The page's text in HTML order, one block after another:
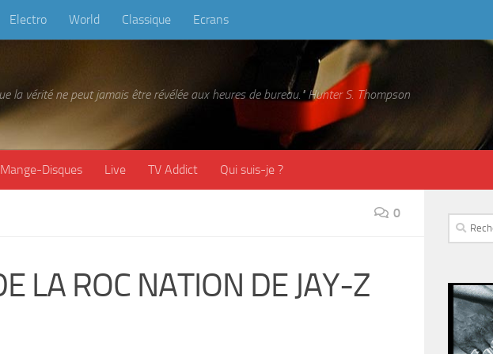
Electro World Classique Ecrans
la vérité ne peut jamais être révélée aux heures de bureau." Hunter S. Thompson
Mange-Disques Live TV Addict Qui suis-je ?
0
LA ROC NATION DE JAY-Z